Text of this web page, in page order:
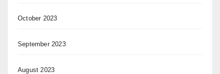
October 2023
September 2023
August 2023